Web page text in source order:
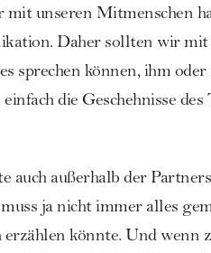
unseren Mitmenschen
Daher sollten wir mit
sprechen können, ihm
die Geschehnisse
auch außerhalb der
ja nicht immer alles
könnte. Und wenn